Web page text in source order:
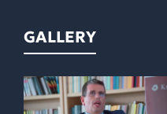
GALLERY